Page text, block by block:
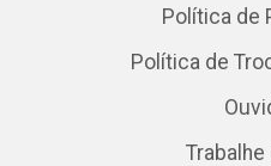
Política de
Política de